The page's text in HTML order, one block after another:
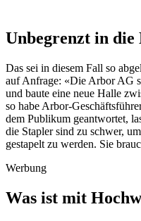
Unbegrenzt in die
Das sei in diesem Fall so
auf Anfrage: «Die Arbor AG
und baute eine neue Halle
so habe Arbor-
dem Publikum geantwortet,
die Stapler sind zu schwer,
gestapelt zu werden. Sie
Werbung
Was ist mit